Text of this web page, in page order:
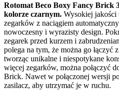
Rotomat Beco Boxy Fancy Brick
kolorze czarnym. Wysokiej jakości
zegarków z naciągiem
nowoczesny i wyrazisty design.
zegarek przed kurzem i
polega na tym, że można go łączyć
tworząc unikalne i niespotykane
więcej zegarków, można połączyć
Brick. Nawet w połączonej wersji
zasilacz, aby utrzymać je w ruchu.